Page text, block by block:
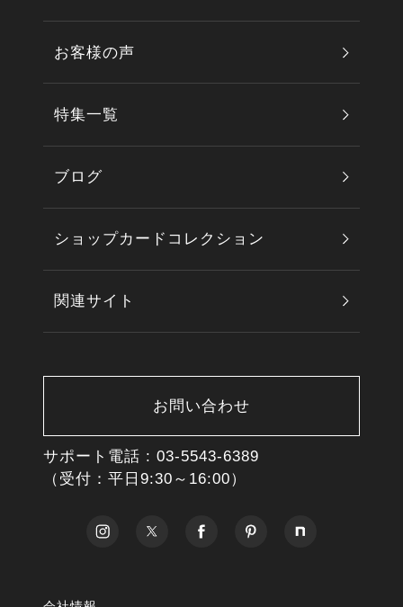
お客様の声
特集一覧
ブログ
ショップカードコレクション
関連サイト
お問い合わせ
サポート電話 : 03-5543-6389
（受付：平日9:30～16:00）